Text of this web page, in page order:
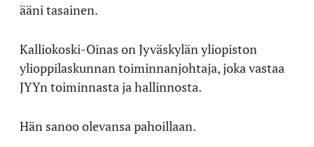
ääni tasainen.
Kalliokoski-Oinas on Jyväskylän yliopiston
ylioppilaskunnan toiminnanjohtaja, joka vastaa
JYYn toiminnasta ja hallinnosta.
Hän sanoo olevansa pahoillaan.